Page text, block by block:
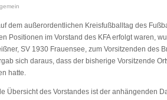
dem außerordentlichen Kreisfußballtag des
Positionen im Vorstand des KFA erfolgt waren,
SV 1930 Frauensee, zum Vorsitzenden des
sich daraus, dass der bisherige Vorsitzende
hatte.
Übersicht des Vorstandes ist der anhängenden